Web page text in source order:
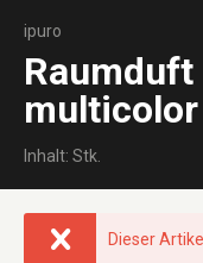
ipuro
Inhalt: Stk.
Dieser